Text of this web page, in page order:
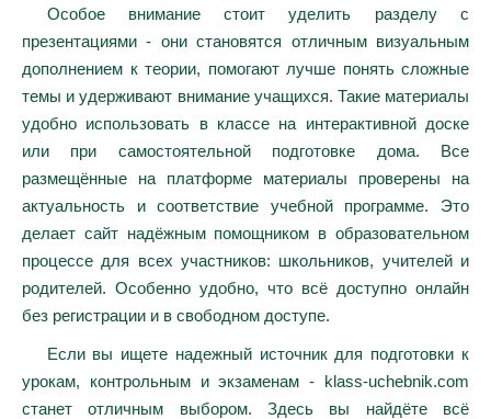
Особое внимание стоит уделить разделу с
презентациями - они становятся отличным визуальным
дополнением к теории, помогают лучше понять сложные
темы и удерживают внимание учащихся. Такие материалы
удобно использовать в классе на интерактивной доске
или при самостоятельной подготовке дома. Все
размещённые на платформе материалы проверены на
актуальность и соответствие учебной программе. Это
делает сайт надёжным помощником в образовательном
процессе для всех участников: школьников, учителей и
родителей. Особенно удобно, что всё доступно онлайн
без регистрации и в свободном доступе.
Если вы ищете надежный источник для подготовки к
урокам, контрольным и экзаменам - klass-uchebnik.com
станет отличным выбором. Здесь вы найдёте всё